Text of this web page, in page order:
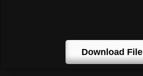
Download File